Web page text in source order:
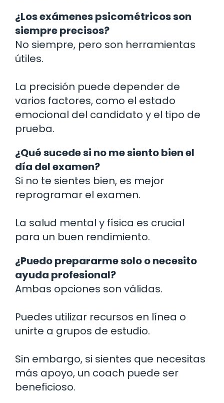
¿Los exámenes psicométricos son
siempre precisos?
No siempre, pero son herramientas
útiles.
La precisión puede depender de
varios factores, como el estado
emocional del candidato y el tipo de
prueba.
¿Qué sucede si no me siento bien el
día del examen?
Si no te sientes bien, es mejor
reprogramar el examen.
La salud mental y física es crucial
para un buen rendimiento.
¿Puedo prepararme solo o necesito
ayuda profesional?
Ambas opciones son válidas.
Puedes utilizar recursos en línea o
unirte a grupos de estudio.
Sin embargo, si sientes que necesitas
más apoyo, un coach puede ser
beneficioso.